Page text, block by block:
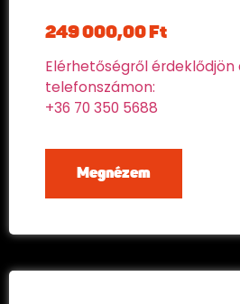
249 000,00Ft
Elérhetőségről
telefonszámon:
+36 70 350 5688
Megnézem